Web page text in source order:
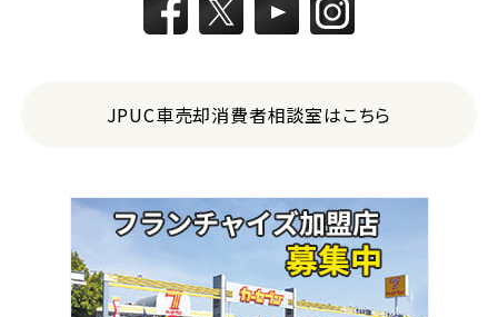
JPUC車売却消費者相談室はこちら